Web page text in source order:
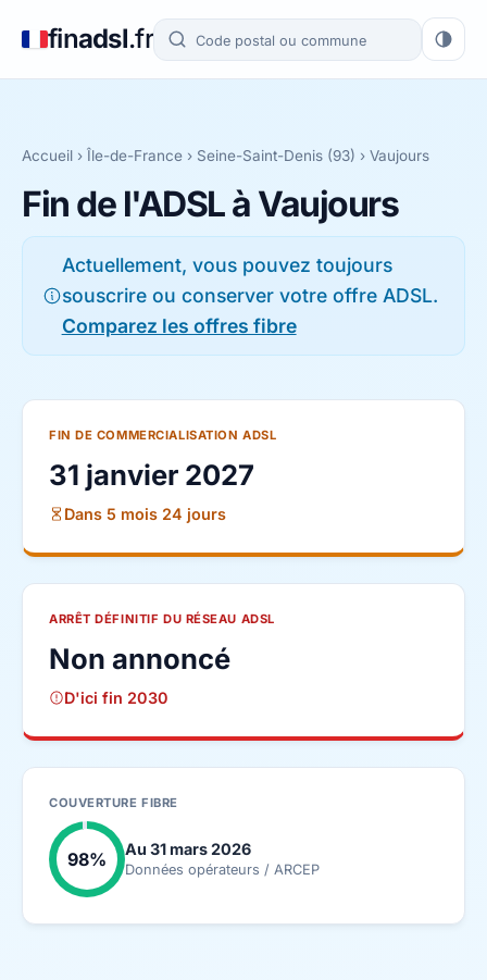
finadsl.fr
Accueil › Île-de-France › Seine-Saint-Denis (93) › Vaujours
Fin de l'ADSL à Vaujours
Actuellement, vous pouvez toujours
souscrire ou conserver votre offre ADSL.
Comparez les offres fibre
FIN DE COMMERCIALISATION ADSL
31 janvier 2027
Dans 5 mois 24 jours
ARRÊT DÉFINITIF DU RÉSEAU ADSL
Non annoncé
D'ici fin 2030
COUVERTURE FIBRE
98% Au 31 mars 2026
Données opérateurs / ARCEP